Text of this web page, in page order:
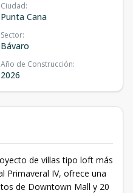
Ciudad:
Punta Cana
Sector:
Bávaro
Año de Construcción:
2026
de villas tipo loft más
Primaveral IV, ofrece una
de Downtown Mall y 20